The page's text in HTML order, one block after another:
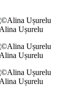
Ușurelu
Ușurelu
Ușurelu